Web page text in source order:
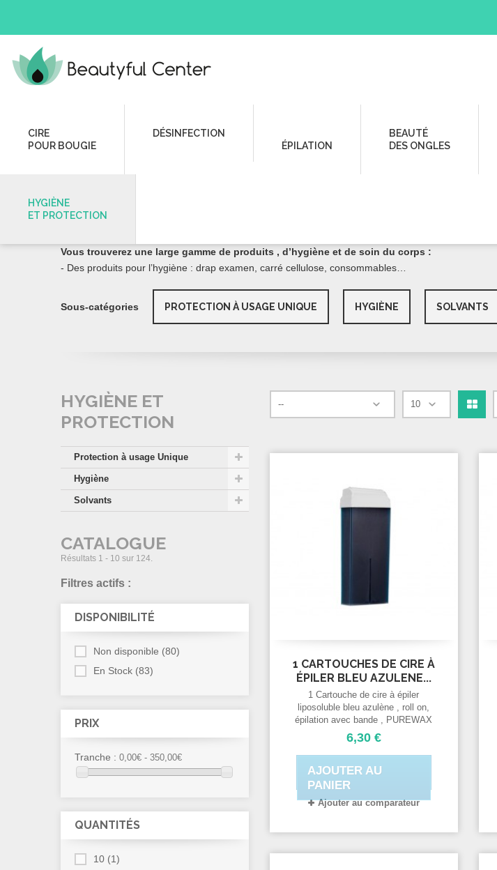
CIRE
POUR BOUGIE
DÉSINFECTION
ÉPILATION
BEAUTÉ
DES ONGLES
HYGIÈNE
ET PROTECTION
HYGIÈNE ET PROTECTION
Vous trouverez une large gamme de produits , d’hygiène et de soin du corps :
- Des produits pour l’hygiène : drap examen, carré cellulose, consommables…
Sous-catégories PROTECTION À USAGE UNIQUE HYGIÈNE SOLVANTS
HYGIÈNE ET
PROTECTION
Protection à usage Unique
Hygiène
Solvants
CATALOGUE
Résultats 1 - 10 sur 124.
Filtres actifs :
DISPONIBILITÉ
Non disponible (80)
En Stock (83)
PRIX
Tranche : 0,00€ - 350,00€
QUANTITÉS
10 (1)
Grille
1 CARTOUCHES DE CIRE À
ÉPILER BLEU AZULENE...
1 Cartouche de cire à épiler
liposoluble bleu azulène , roll on,
épilation avec bande , PUREWAX
By Purenail cartouche standard
100 ml.
6,30 €
AJOUTER AU
PANIER
Ajouter au comparateur